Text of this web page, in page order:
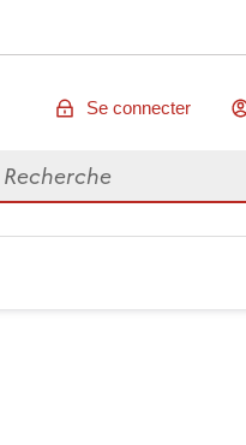
Se connecter
des données